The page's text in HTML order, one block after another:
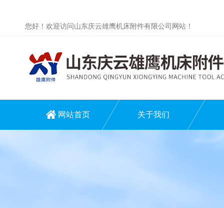
您好！欢迎访问山东庆云雄鹰机床附件有限公司网站！
网站首页 关于我们